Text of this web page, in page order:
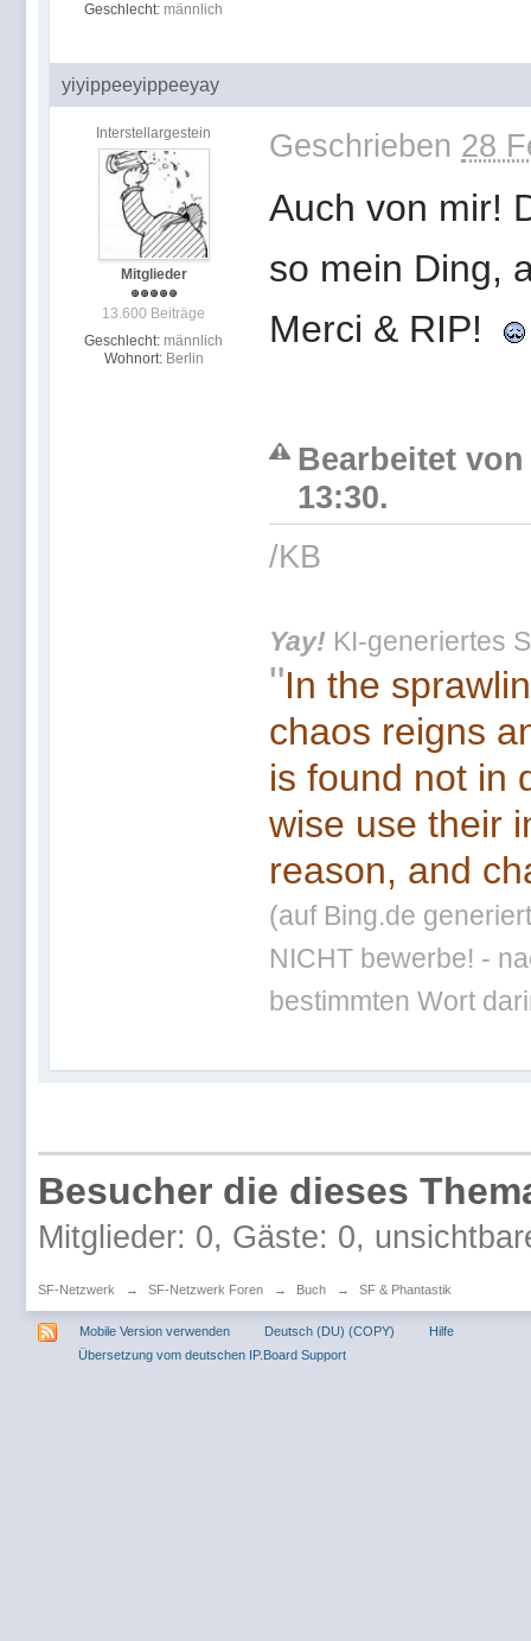
Geschlecht: männlich
yiyippeeyippeeyay
Interstellargestein
Mitglieder
13.600 Beiträge
Geschlecht: männlich
Wohnort: Berlin
Geschrieben 28
Auch von mir!
so mein Ding,
Merci & RIP!
Bearbeitet
13:30.
/KB
Yay! KI-generiertes
"In the
chaos reigns
is found not in
wise use their
reason, and
(auf Bing.de
NICHT bewerbe! -
bestimmten Wort
Besucher die dieses
Mitglieder: 0, Gäste: 0,
SF-Netzwerk → SF-Netzwerk Foren → Buch → SF & Phantastik
Mobile Version verwenden Deutsch (DU) (COPY)
Hilfe
Übersetzung vom deutschen IP.Board Support